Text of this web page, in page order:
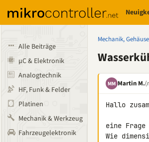
Alle Beiträge
µC & Elektronik
Analogtechnik
HF, Funk & Felder
Platinen
Mechanik & Werkzeug
Fahrzeugelektronik
Mechanik,
MM Martin M.
Hallo
eine Frage
Wie